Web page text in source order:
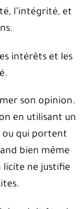
l’intégrité, et
intérêts et les
son opinion.
en utilisant un
ou qui portent
bien même
licite ne justifie